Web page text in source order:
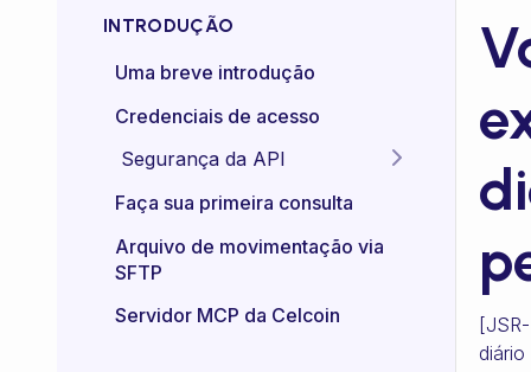
INTRODUÇÃO
Uma breve introdução
Credenciais de acesso
Segurança da API
Idempotência das APIs
Certificado mTLS
control)
Faça sua primeira consulta
Arquivo de movimentação via
SFTP
Servidor MCP da Celcoin